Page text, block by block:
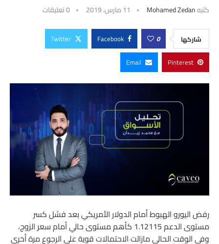
كتبهMohamed Zedan 11 مارس، 2019 0 تعليقات
شاركها 0
Facebook
Twitter
Pinterest
Email
رفض اليورو الهبوط أمام الدولار الأمريكي بعد فشل كسر
مستوى الدعم 1.12115 كأهم مستوى حالي أمام سعر الزوج،
وفي الوقت الحالي مازالت الاحتمالات قوية على الرجوع مرة أخرى